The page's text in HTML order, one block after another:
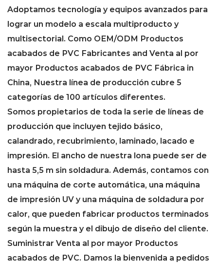
El diseño e instalación de conductos de
ventilación debe cumplir con normas y
reglamentos específicos para garantizar
su rendimiento y seguridad. Las
consideraciones de diseño incluyen
caudal de aire, pérdida de presión,
control de ruido, entre otras. Durante la
instalación, es fundamental garantizar
conexiones seguras y a prueba de fugas,
soportes resistentes y ajustes flexibles
de las válvulas. Además, es necesario
realizar un mantenimiento y limpieza
periódicos de los conductos de
ventilación para mantener su estado
operativo óptimo.
En conclusión, los Conductos de
Adoptamos tecnología y equipos avanzados para
lograr un modelo a escala multiproducto y
multisectorial. Como OEM/ODM Productos
acabados de PVC Fabricantes and Venta al por
mayor Productos acabados de PVC Fábrica in
China, Nuestra línea de producción cubre 5
categorías de 100 artículos diferentes.
Somos propietarios de toda la serie de líneas de
producción que incluyen tejido básico,
calandrado, recubrimiento, laminado, lacado e
impresión. El ancho de nuestra lona puede ser de
hasta 5,5 m sin soldadura. Además, contamos con
una máquina de corte automática, una máquina
de impresión UV y una máquina de soldadura por
calor, que pueden fabricar productos terminados
según la muestra y el dibujo de diseño del cliente.
Suministrar Venta al por mayor Productos
acabados de PVC. Damos la bienvenida a pedidos